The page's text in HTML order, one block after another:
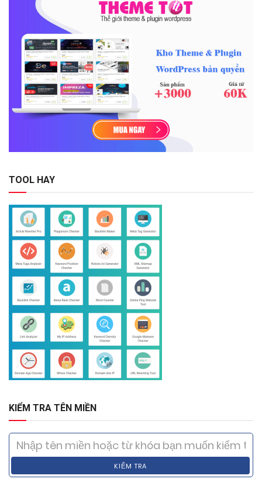
TOOL HAY
KIỂM TRA TÊN MIỀN
KIỂM TRA